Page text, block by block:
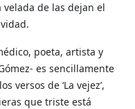
de las dejan el
poeta, artista y
es sencillamente
versos de ‘La vejez’,
que triste está